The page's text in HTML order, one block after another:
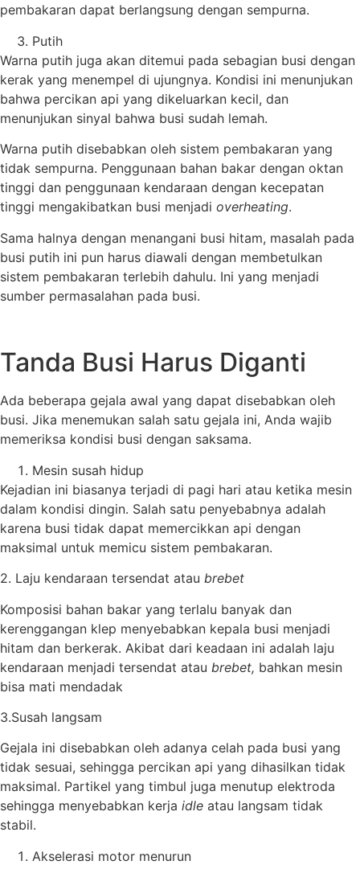
pembakaran dapat berlangsung dengan sempurna.
Putih
Warna putih juga akan ditemui pada sebagian busi dengan
kerak yang menempel di ujungnya. Kondisi ini menunjukan
bahwa percikan api yang dikeluarkan kecil, dan
menunjukan sinyal bahwa busi sudah lemah.
Warna putih disebabkan oleh sistem pembakaran yang
tidak sempurna. Penggunaan bahan bakar dengan oktan
tinggi dan penggunaan kendaraan dengan kecepatan
tinggi mengakibatkan busi menjadi overheating.
Sama halnya dengan menangani busi hitam, masalah pada
busi putih ini pun harus diawali dengan membetulkan
sistem pembakaran terlebih dahulu. Ini yang menjadi
sumber permasalahan pada busi.
Tanda Busi Harus Diganti
Ada beberapa gejala awal yang dapat disebabkan oleh
busi. Jika menemukan salah satu gejala ini, Anda wajib
memeriksa kondisi busi dengan saksama.
Mesin susah hidup
Kejadian ini biasanya terjadi di pagi hari atau ketika mesin
dalam kondisi dingin. Salah satu penyebabnya adalah
karena busi tidak dapat memercikkan api dengan
maksimal untuk memicu sistem pembakaran.
2. Laju kendaraan tersendat atau brebet
Komposisi bahan bakar yang terlalu banyak dan
kerenggangan klep menyebabkan kepala busi menjadi
hitam dan berkerak. Akibat dari keadaan ini adalah laju
kendaraan menjadi tersendat atau brebet, bahkan mesin
bisa mati mendadak
3.Susah langsam
Gejala ini disebabkan oleh adanya celah pada busi yang
tidak sesuai, sehingga percikan api yang dihasilkan tidak
maksimal. Partikel yang timbul juga menutup elektroda
sehingga menyebabkan kerja idle atau langsam tidak
stabil.
Akselerasi motor menurun